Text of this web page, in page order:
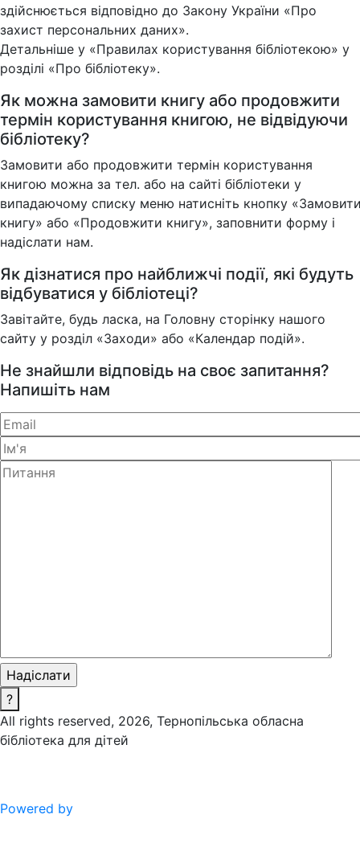
здійснюється відповідно до Закону України «Про
захист персональних даних».
Детальніше у «Правилах користування бібліотекою» у
розділі «Про бібліотеку».
Як можна замовити книгу або продовжити
термін користування книгою, не відвідуючи
бібліотеку?
Замовити або продовжити термін користування
книгою можна за тел. або на сайті бібліотеки у
випадаючому списку меню натисніть кнопку
книгу» або «Продовжити книгу», заповнити форму і
надіслати нам.
Як дізнатися про найближчі події, які будуть
відбуватися у бібліотеці?
Завітайте, будь ласка, на Головну сторінку нашого
сайту у розділ «Заходи» або «Календар подій».
Не знайшли відповідь на своє запитання?
Напишіть нам
?
All rights reserved, 2026, Тернопільська обласна
бібліотека для дітей
Powered by